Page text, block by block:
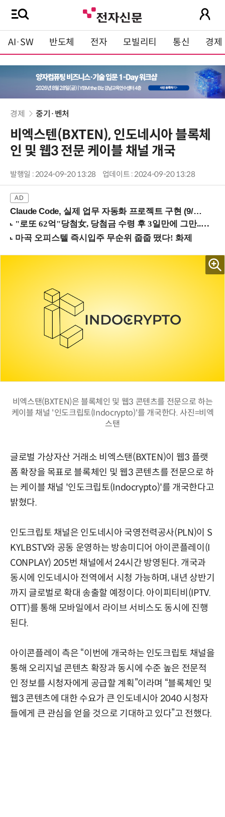
AI·SW 반도체 전자 모빌리티 통신 경제
경제 중기·벤처
비엑스텐(BXTEN), 인도네시아 블록체
인 및 웹3 전문 케이블 채널 개국
발행일 : 2024-09-20 13:28 업데이트 : 2024-09-20 13:28
Claude Code, 실제 업무 자동화 프로젝트 구현 (9/16 ~17 강남역)
비엑스탠(BXTEN)은 블록체인 및 웹3 콘텐츠를 전문으로 하는
케이블 채널 '인도크립토(Indocrypto)'를 개국한다. 사진=비엑
스탠
글로벌 가상자산 거래소 비엑스탠(BXTEN)이 웹3 플랫
폼 확장을 목표로 블록체인 및 웹3 콘텐츠를 전문으로 하
는 케이블 채널 '인도크립토(Indocrypto)'를 개국한다고
밝혔다.
인도크립토 채널은 인도네시아 국영전력공사(PLN)이 S
KYLBSTV와 공동 운영하는 방송미디어 아이콘플레이(I
CONPLAY) 205번 채널에서 24시간 방영된다. 개국과
동시에 인도네시아 전역에서 시청 가능하며, 내년 상반기
까지 글로벌로 확대 송출할 예정이다. 아이피티비(IPTV.
OTT)를 통해 모바일에서 라이브 서비스도 동시에 진행
된다.
아이콘플레이 측은 “이번에 개국하는 인도크립토 채널을
통해 오리지널 콘텐츠 확장과 동시에 수준 높은 전문적
인 정보를 시청자에게 공급할 계획”이라며 “블록체인 및
웹3 콘텐츠에 대한 수요가 큰 인도네시아 2040 시청자
들에게 큰 관심을 얻을 것으로 기대하고 있다”고 전했다.